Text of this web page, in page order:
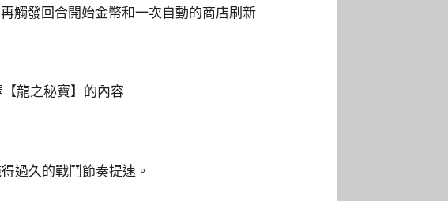
觸發回合開始金幣和一次自動的商店刷新
龍之秘寶】的內容
過久的戰鬥節奏提速。